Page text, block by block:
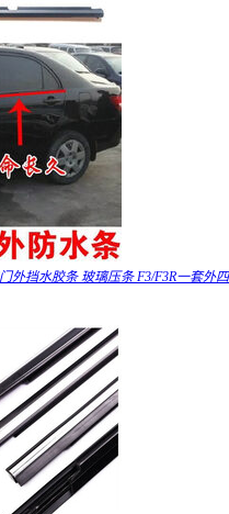
外挡水胶条 玻璃压条 F3/F3R一套外四